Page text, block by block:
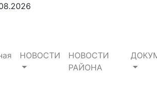
НОВОСТИ
НОВОСТИ
РАЙОНА